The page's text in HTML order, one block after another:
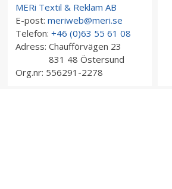
MERi Textil & Reklam AB
E-post: meriweb@meri.se
Telefon: +46 (0)63 55 61 08
Adress: Chaufförvägen 23
831 48 Östersund
Org.nr: 556291-2278